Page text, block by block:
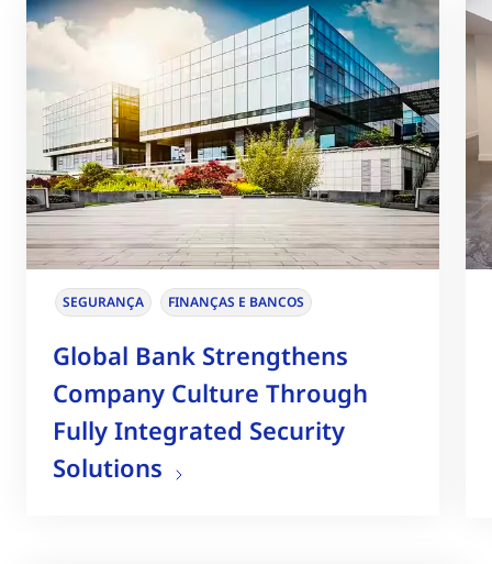
SEGURANÇA FINANÇAS E BANCOS
Global Bank Strengthens
Company Culture Through
Fully Integrated Security
Solutions